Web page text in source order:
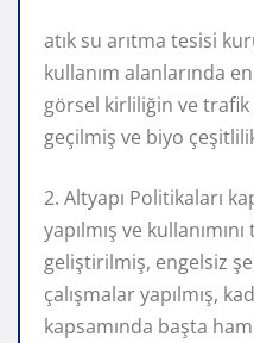
atık su arıtma tesisi
kullanım alanlarında
görsel kirliliğin ve
geçilmiş ve biyo
2. Altyapı Politikaları
yapılmış ve
geliştirilmiş, engelsiz
çalışmalar yapılmış,
kapsamında başta